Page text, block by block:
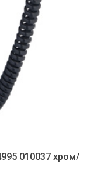
010037 хром/